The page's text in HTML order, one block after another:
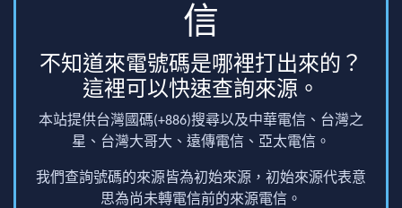
信
不知道來電號碼是哪裡打出來的？
這裡可以快速查詢來源。
本站提供台灣國碼(+886)搜尋以及中華電信、台灣之
星、台灣大哥大、遠傳電信、亞太電信。
我們查詢號碼的來源皆為初始來源，初始來源代表意
思為尚未轉電信前的來源電信。